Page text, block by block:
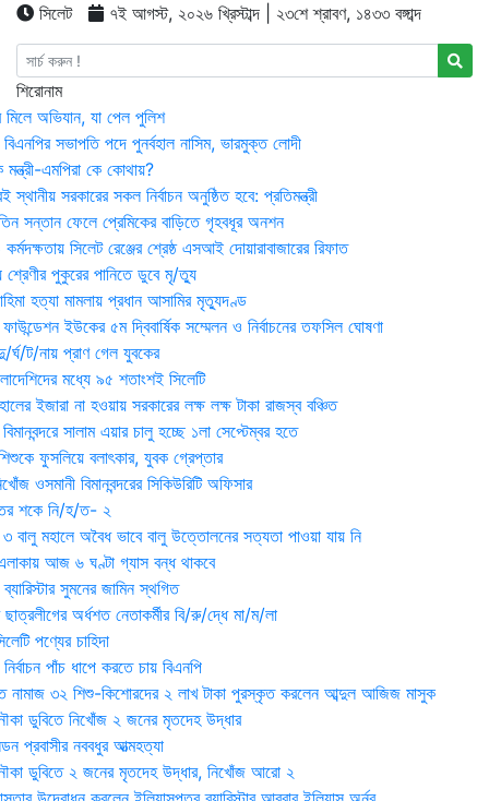
সিলেট ৭ই আগস্ট, ২০২৬ খ্রিস্টাব্দ | ২৩শে শ্রাবণ, ১৪৩৩ বঙ্গাব্দ
শিরোনাম
মিলে অভিযান, যা পেল পুলিশ
সভাপতি পদে পুনর্বহাল নাসিম, ভারমুক্ত লোদী
মন্ত্রী-এমপিরা কে কোথায়?
সরকারের সকল নির্বাচন অনুষ্ঠিত হবে: প্রতিমন্ত্রী
সন্তান ফেলে প্রেমিকের বাড়িতে গৃহবধূর অনশন
সিলেট রেঞ্জের শ্রেষ্ঠ এসআই দোয়ারাবাজারের রিফাত
শ্রেণীর পুকুরের পানিতে ডুবে মৃ/ত্যু
হত্যা মামলায় প্রধান আসামির মৃত্যুদণ্ড
ইউকের ৫ম দ্বিবার্ষিক সম্মেলন ও নির্বাচনের তফসিল ঘোষণা
ট/নায় প্রাণ গেল যুবকের
মধ্যে ৯৫ শতাংশই সিলেটি
ইজারা না হওয়ায় সরকারের লক্ষ লক্ষ টাকা রাজস্ব বঞ্চিত
সালাম এয়ার চালু হচ্ছে ১লা সেপ্টেম্বর হতে
ফুসলিয়ে বলাৎকার, যুবক গ্রেপ্তার
ওসমানী বিমানবন্দরের সিকিউরিটি অফিসার
শকে নি/হ/ত- ২
বালু মহালে অবৈধ ভাবে বালু উত্তোলনের সত্যতা পাওয়া যায় নি
আজ ৬ ঘণ্টা গ্যাস বন্ধ থাকবে
সুমনের জামিন স্থগিত
ছাত্রলীগের অর্ধশত নেতাকর্মীর বি/রু/দ্ধে মা/ম/লা
পণ্যের চাহিদা
পাঁচ ধাপে করতে চায় বিএনপি
নামাজ ৩২ শিশু-কিশোরদের ২ লাখ টাকা পুরস্কৃত করলেন আব্দুল আজিজ মাসুক
ডুবিতে নিখোঁজ ২ জনের মৃতদেহ উদ্ধার
প্রবাসীর নববধুর আত্মহত্যা
ডুবিতে ২ জনের মৃতদেহ উদ্ধার, নিখোঁজ আরো ২